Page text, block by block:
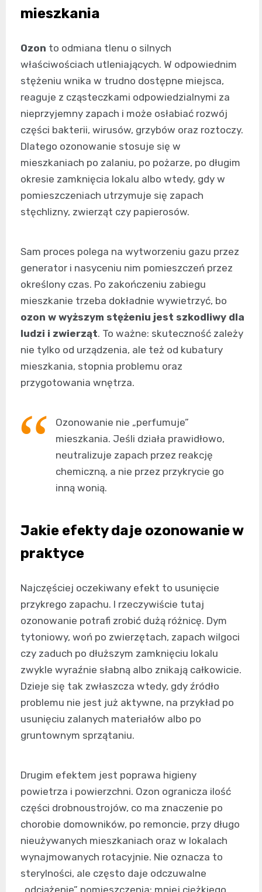
mieszkania
Ozon to odmiana tlenu o silnych
właściwościach utleniających. W odpowiednim
stężeniu wnika w trudno dostępne miejsca,
reaguje z cząsteczkami odpowiedzialnymi za
nieprzyjemny zapach i może osłabiać rozwój
części bakterii, wirusów, grzybów oraz roztoczy.
Dlatego ozonowanie stosuje się w
mieszkaniach po zalaniu, po pożarze, po długim
okresie zamknięcia lokalu albo wtedy, gdy w
pomieszczeniach utrzymuje się zapach
stęchlizny, zwierząt czy papierosów.
Sam proces polega na wytworzeniu gazu przez
generator i nasyceniu nim pomieszczeń przez
określony czas. Po zakończeniu zabiegu
mieszkanie trzeba dokładnie wywietrzyć, bo
ozon w wyższym stężeniu jest szkodliwy dla
ludzi i zwierząt. To ważne: skuteczność zależy
nie tylko od urządzenia, ale też od kubatury
mieszkania, stopnia problemu oraz
przygotowania wnętrza.
Ozonowanie nie „perfumuje”
mieszkania. Jeśli działa prawidłowo,
neutralizuje zapach przez reakcję
chemiczną, a nie przez przykrycie go
inną wonią.
Jakie efekty daje ozonowanie w
praktyce
Najczęściej oczekiwany efekt to usunięcie
przykrego zapachu. I rzeczywiście tutaj
ozonowanie potrafi zrobić dużą różnicę. Dym
tytoniowy, woń po zwierzętach, zapach wilgoci
czy zaduch po dłuższym zamknięciu lokalu
zwykle wyraźnie słabną albo znikają całkowicie.
Dzieje się tak zwłaszcza wtedy, gdy źródło
problemu nie jest już aktywne, na przykład po
usunięciu zalanych materiałów albo po
gruntownym sprzątaniu.
Drugim efektem jest poprawa higieny
powietrza i powierzchni. Ozon ogranicza ilość
części drobnoustrojów, co ma znaczenie po
chorobie domowników, po remoncie, przy długo
nieużywanych mieszkaniach oraz w lokalach
wynajmowanych rotacyjnie. Nie oznacza to
sterylności, ale często daje odczuwalne
„odciążenie” pomieszczenia: mniej ciężkiego